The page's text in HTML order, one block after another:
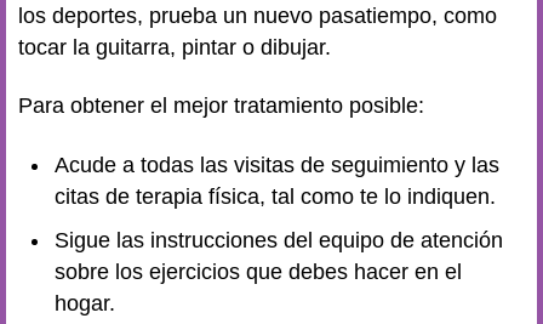
los deportes, prueba un nuevo pasatiempo, como
tocar la guitarra, pintar o dibujar.
Para obtener el mejor tratamiento posible:
Acude a todas las visitas de seguimiento y las
citas de terapia física, tal como te lo indiquen.
Sigue las instrucciones del equipo de atención
sobre los ejercicios que debes hacer en el
hogar.